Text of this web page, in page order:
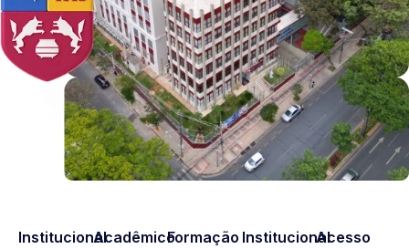
InstitucionalAcadêmicoFormação InstitucionalAcesso